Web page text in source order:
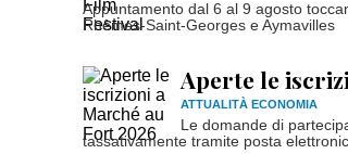
Appuntamento dal 6 al 9 agosto
Rhêmes-Saint-Georges e Aymavilles
Aperte le
ATTUALITÀ ECONOMIA
Le domande di
tassativamente tramite posta